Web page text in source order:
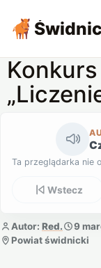
Ta przeglądarka nie
Wstecz
Autor: Red. 9
Powiat świdnicki